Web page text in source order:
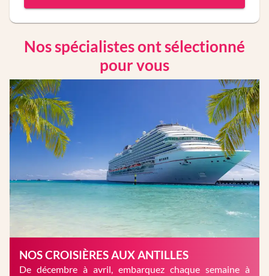
Nos spécialistes ont sélectionné
pour vous
NOS CROISIÈRES AUX ANTILLES
De décembre à avril, embarquez chaque semaine à